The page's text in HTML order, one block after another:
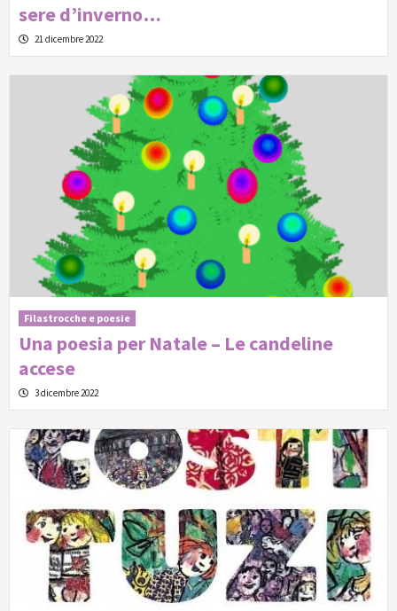
sere d’inverno…
21 dicembre 2022
Filastrocche e poesie
Una poesia per Natale – Le candeline
accese
3 dicembre 2022